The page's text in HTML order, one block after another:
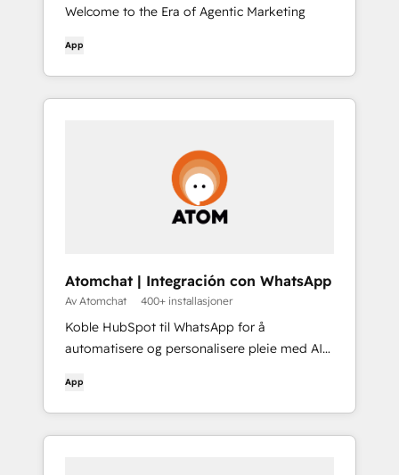
Welcome to the Era of Agentic Marketing
App
Atomchat | Integración con WhatsApp
Av Atomchat 400+ installasjoner
Koble HubSpot til WhatsApp for å
automatisere og personalisere pleie med AI-
App